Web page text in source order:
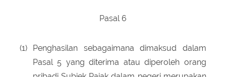
Pasal 6
(1)
Penghasilan sebagaimana dimaksud dalam
Pasal 5 yang diterima atau diperoleh orang